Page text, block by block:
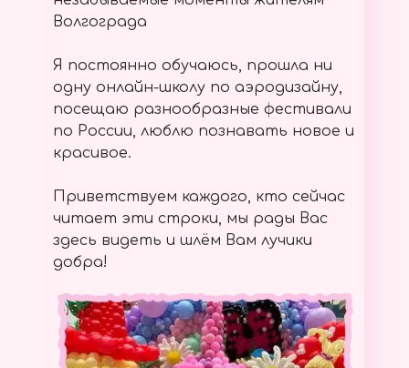
Волгограда
Я постоянно обучаюсь, прошла ни
одну онлайн-школу по аэродизайну,
посещаю разнообразные фестивали
по России, люблю познавать новое и
красивое.
Приветствуем каждого, кто сейчас
читает эти строки, мы рады Вас
здесь видеть и шлём Вам лучики
добра!